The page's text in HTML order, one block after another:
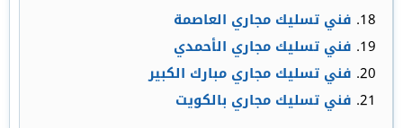
فني تسليك مجاري العاصمة
فني تسليك مجاري الأحمدي
فني تسليك مجاري مبارك الكبير
فني تسليك مجاري بالكويت